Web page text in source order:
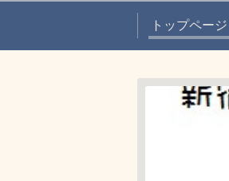
トップページ